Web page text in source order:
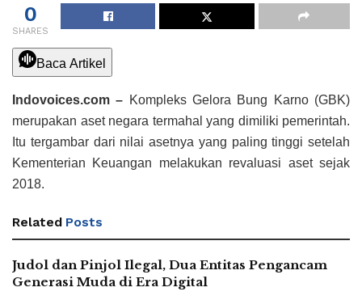
0
SHARES
Baca Artikel
Indovoices.com – Kompleks Gelora Bung Karno (GBK)
merupakan aset negara termahal yang dimiliki pemerintah.
Itu tergambar dari nilai asetnya yang paling tinggi setelah
Kementerian Keuangan melakukan revaluasi aset sejak
2018.
Related Posts
Judol dan Pinjol Ilegal, Dua Entitas Pengancam
Generasi Muda di Era Digital